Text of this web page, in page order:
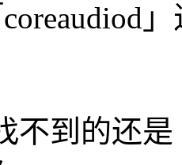
不到的还